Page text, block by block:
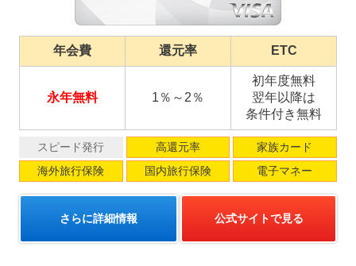
年会費 還元率 ETC
永年無料 1％～2％
初年度無料
翌年以降は
条件付き無料
スピード発行 高還元率
家族カード
海外旅行保険
国内旅行保険 電子マネー
さらに詳細情報 公式サイトで見る